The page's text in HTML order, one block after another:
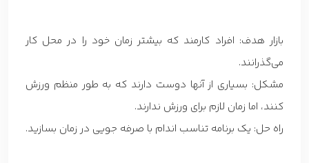
بازار هدف: افراد کارمند که بیشتر زمان خود را در محل کار
می‌گذرانند.
مشکل: بسیاری از آنها دوست دارند که به طور منظم ورزش
کنند، اما زمان لازم برای ورزش ندارند.
راه حل: یک برنامه تناسب اندام با صرفه جویی در زمان بسازید.